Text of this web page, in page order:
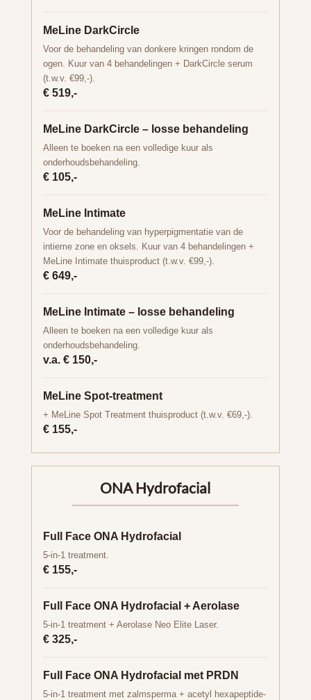
MeLine DarkCircle
Voor de behandeling van donkere kringen rondom de
ogen. Kuur van 4 behandelingen + DarkCircle serum
(t.w.v. €99,-).
€ 519,-
MeLine DarkCircle – losse behandeling
Alleen te boeken na een volledige kuur als
onderhoudsbehandeling.
€ 105,-
MeLine Intimate
Voor de behandeling van hyperpigmentatie van de
intieme zone en oksels. Kuur van 4 behandelingen +
MeLine Intimate thuisproduct (t.w.v. €99,-).
€ 649,-
MeLine Intimate – losse behandeling
Alleen te boeken na een volledige kuur als
onderhoudsbehandeling.
v.a. € 150,-
MeLine Spot-treatment
+ MeLine Spot Treatment thuisproduct (t.w.v. €69,-).
€ 155,-
ONA Hydrofacial
Full Face ONA Hydrofacial
5-in-1 treatment.
€ 155,-
Full Face ONA Hydrofacial + Aerolase
5-in-1 treatment + Aerolase Neo Elite Laser.
€ 325,-
Full Face ONA Hydrofacial met PRDN
5-in-1 treatment met zalmsperma + acetyl hexapeptide-